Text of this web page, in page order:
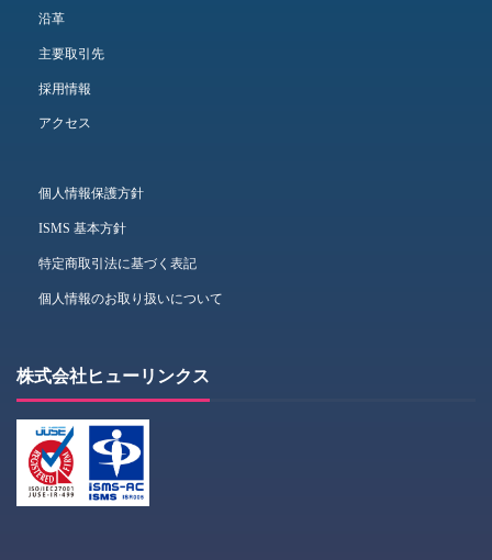
沿革
主要取引先
採用情報
アクセス
個人情報保護方針
ISMS 基本方針
特定商取引法に基づく表記
個人情報のお取り扱いについて
株式会社ヒューリンクス